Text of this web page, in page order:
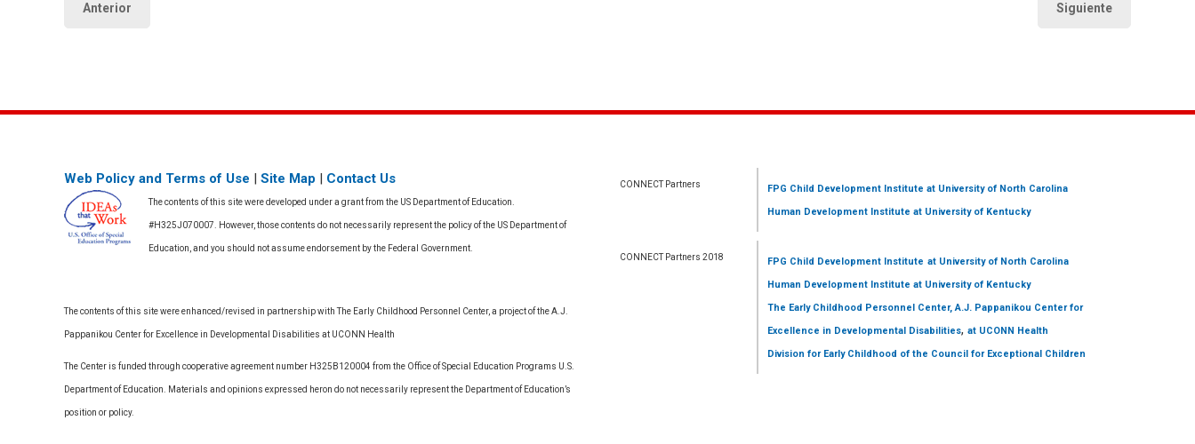
Anterior Siguiente
Web Policy and Terms of Use | Site Map | Contact Us
The contents of this site were developed under a grant from the US Department of Education.
#H325J070007. However, those contents do not necessarily represent the policy of the US Department of
Education, and you should not assume endorsement by the Federal Government.
The contents of this site were enhanced/revised in partnership with The Early Childhood Personnel Center, a project of the A.J.
Pappanikou Center for Excellence in Developmental Disabilities at UCONN Health
The Center is funded through cooperative agreement number H325B120004 from the Office of Special Education Programs U.S.
Department of Education. Materials and opinions expressed heron do not necessarily represent the Department of Education’s
position or policy.
CONNECT Partners FPG Child Development Institute at University of North Carolina
Human Development Institute at University of Kentucky
CONNECT Partners 2018 FPG Child Development Institute at University of North Carolina
Human Development Institute at University of Kentucky
The Early Childhood Personnel Center, A.J. Pappanikou Center for
Excellence in Developmental Disabilities, at UCONN Health
Division for Early Childhood of the Council for Exceptional Children